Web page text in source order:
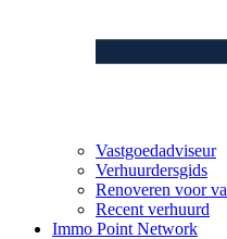
Vastgoedadviseur
Verhuurdersgids
Renoveren voor
Recent verhuurd
Immo Point Network